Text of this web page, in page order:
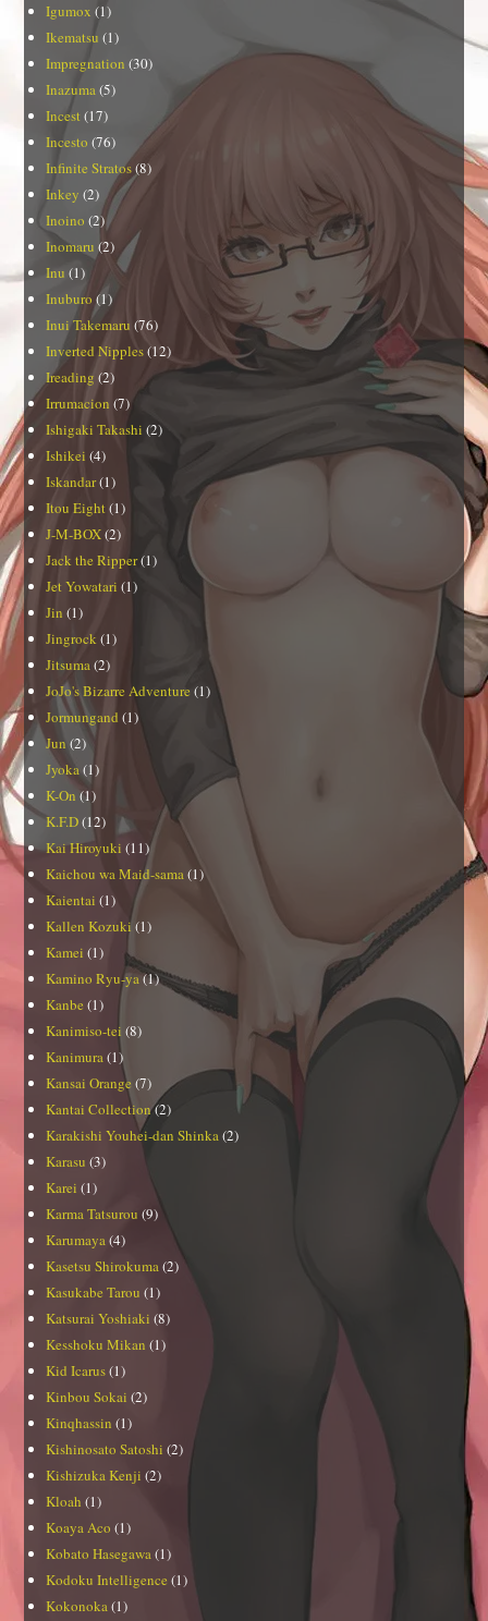
Igumox (1)
Ikematsu (1)
Impregnation (30)
Inazuma(5)
Incest (17)
Incesto (76)
Infinite Stratos(8)
Inkey (2)
Inoino (2)
Inomaru (2)
Inu (1)
Inuburo (1)
Inui Takemaru (76)
Inverted Nipples(12)
Ireading (2)
Irrumacion (7)
Ishigaki Takashi (2)
Ishikei (4)
Iskandar(1)
Itou Eight(1)
J-M-BOX(2)
Jack the Ripper(1)
Jet Yowatari (1)
Jin (1)
Jingrock(1)
Jitsuma(2)
JoJo's Bizarre Adventure(1)
Jormungand (1)
Jun (2)
Jyoka(1)
K-On (1)
K.F.D(12)
Kai Hiroyuki (11)
Kaichou wa Maid-sama(1)
Kaientai (1)
Kallen Kozuki(1)
Kamei (1)
Kamino Ryu-ya(1)
Kanbe (1)
Kanimiso-tei (8)
Kanimura(1)
Kansai Orange (7)
Kantai Collection(2)
Karakishi Youhei-dan Shinka(2)
Karasu (3)
Karei (1)
Karma Tatsurou (9)
Karumaya(4)
Kasetsu Shirokuma(2)
Kasukabe Tarou (1)
Katsurai Yoshiaki (8)
Kesshoku Mikan (1)
Kid Icarus(1)
Kinbou Sokai (2)
Kinqhassin (1)
Kishinosato Satoshi (2)
Kishizuka Kenji (2)
Kloah (1)
Koaya Aco (1)
Kobato Hasegawa(1)
Kodoku Intelligence (1)
Kokonoka(1)